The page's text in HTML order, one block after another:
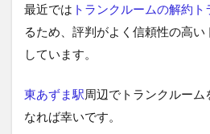
最近では トランクルームの解約ト
るため、評判がよく信頼性の高
しています。
東あずま駅周辺でトランクルー
なれば幸いです。